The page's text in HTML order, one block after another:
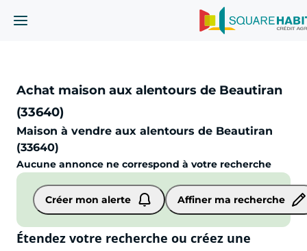
Achat maison aux alentours de Beautiran
(33640)
Maison à vendre aux alentours de Beautiran
(33640)
Aucune annonce ne correspond à votre recherche
Maison Beautiran (33640)
Créer mon alerte Affiner ma recherche
Étendez votre recherche ou créez une